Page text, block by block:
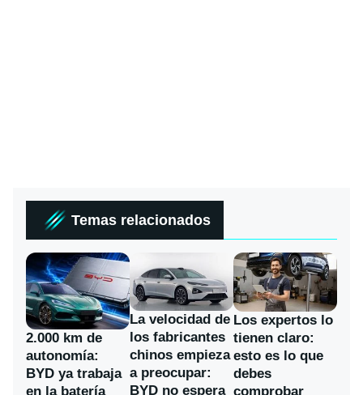
Temas relacionados
2.000 km de
autonomía:
BYD ya trabaja
en la batería
La velocidad de
los fabricantes
chinos empieza
a preocupar:
BYD no espera
Los expertos lo
tienen claro:
esto es lo que
debes
comprobar